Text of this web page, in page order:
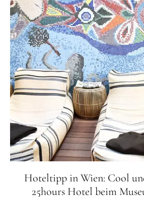
Hoteltipp in Wien: Cool
25hours Hotel beim